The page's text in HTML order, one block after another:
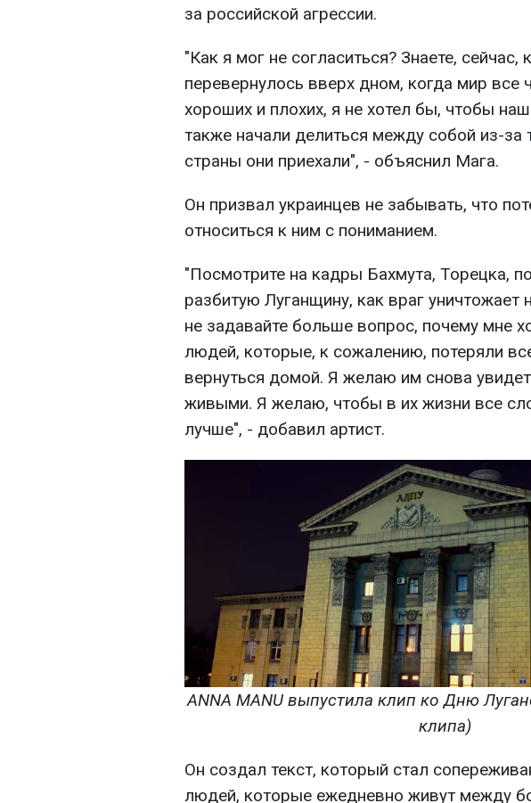
за российской агрессии.
"Как я мог не согласиться? Знаете, сейчас,
перевернулось вверх дном, когда мир все
хороших и плохих, я не хотел бы, чтобы
также начали делиться между собой из-за
страны они приехали", - объяснил Мага.
Он призвал украинцев не забывать, что
относиться к ним с пониманием.
"Посмотрите на кадры Бахмута, Торецка,
разбитую Луганщину, как враг
не задавайте больше вопрос, почему мне
людей, которые, к сожалению, потеряли
вернуться домой. Я желаю им снова
живыми. Я желаю, чтобы в их жизни все
лучше", - добавил артист.
ANNA MANU выпустила клип ко Дню
клипа)
Он создал текст, который стал
людей, которые ежедневно живут между